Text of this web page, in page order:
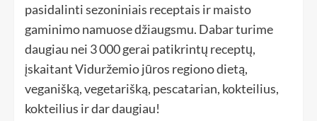
pasidalinti sezoniniais receptais ir maisto
gaminimo namuose džiaugsmu. Dabar turime
daugiau nei 3 000 gerai patikrintų receptų,
įskaitant Viduržemio jūros regiono dietą,
veganišką, vegetarišką, pescatarian, kokteilius,
kokteilius ir dar daugiau!